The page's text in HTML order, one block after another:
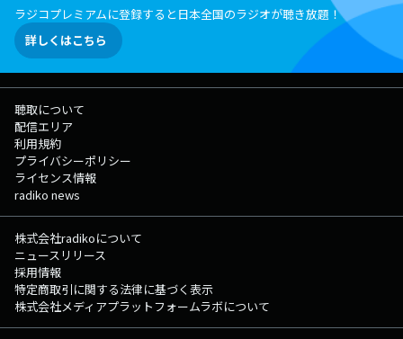
ラジコプレミアムに登録すると日本全国のラジオが聴き放題！
詳しくはこちら
聴取について
配信エリア
利用規約
プライバシーポリシー
ライセンス情報
radiko news
株式会社radikoについて
ニュースリリース
採用情報
特定商取引に関する法律に基づく表示
株式会社メディアプラットフォームラボについて